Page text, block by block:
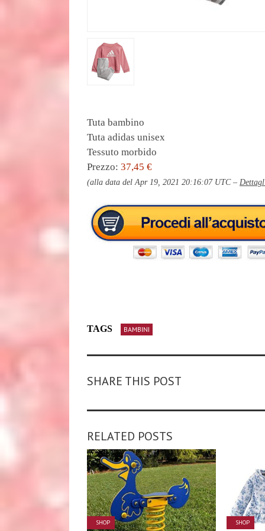
Tuta bambino
Tuta adidas unisex
Tessuto morbido
Prezzo: 37,45 €
(alla data del Apr 19, 2021 20:16:07 UTC –
TAGS BAMBINI
SHARE THIS POST
RELATED POSTS
SHOP SHOP